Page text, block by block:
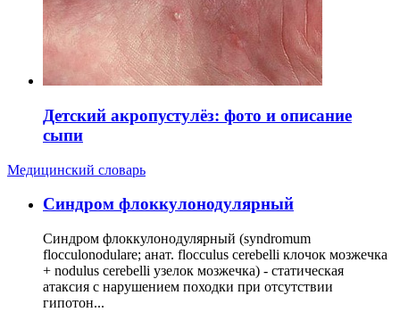
Детский акропустулёз: фото и описание
сыпи
Медицинский словарь
Cиндром флоккулонодулярный
Синдром флоккулонодулярный (syndromum
flocculonodulare; анат. flocculus cerebelli клочок мозжечка
+ nodulus cerebelli узелок мозжечка) - статическая
атаксия с нарушением походки при отсутствии
гипотон...